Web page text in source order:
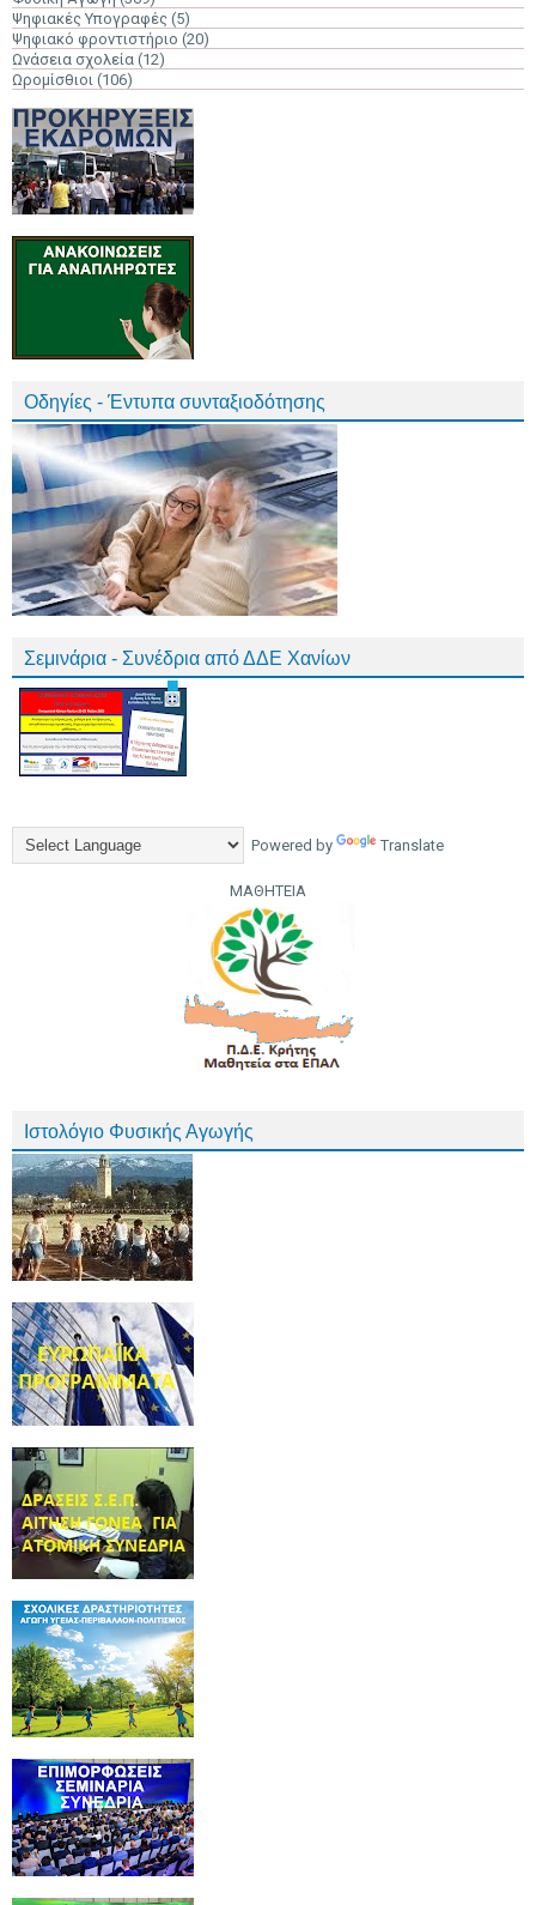
Ψηφιακές Υπογραφές (5)
Ψηφιακό φροντιστήριο (20)
Ωνάσεια σχολεία (12)
Ωρομίσθιοι (106)
Οδηγίες - Έντυπα συνταξιοδότησης
Σεμινάρια - Συνέδρια από ΔΔΕ Χανίων
Powered by Translate
ΜΑΘΗΤΕΙΑ
Ιστολόγιο Φυσικής Αγωγής